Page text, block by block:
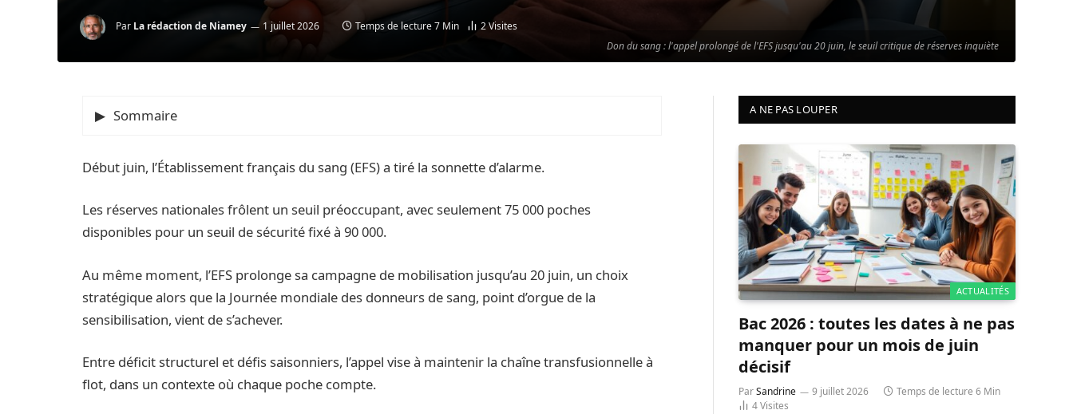
Don du sang : l'appel prolongé de l'EFS jusqu'au 20 juin, le seuil critique de réserves inquiète
Par La rédaction de Niamey 1 juillet 2026 Temps de lecture 7 Min 2Visites
Sommaire
Début juin, l’Établissement français du sang (EFS) a tiré la sonnette d’alarme.
Les réserves nationales frôlent un seuil préoccupant, avec seulement 75 000 poches
disponibles pour un seuil de sécurité fixé à 90 000.
Au même moment, l’EFS prolonge sa campagne de mobilisation jusqu’au 20 juin, un choix
stratégique alors que la Journée mondiale des donneurs de sang, point d’orgue de la
sensibilisation, vient de s’achever.
Entre déficit structurel et défis saisonniers, l’appel vise à maintenir la chaîne transfusionnelle à
flot, dans un contexte où chaque poche compte.
A NE PAS LOUPER
ACTUALITÉS
Bac 2026 : toutes les dates à ne pas
manquer pour un mois de juin
décisif
ParSandrine 9 juillet 2026
Temps de lecture 6 Min
4Visites